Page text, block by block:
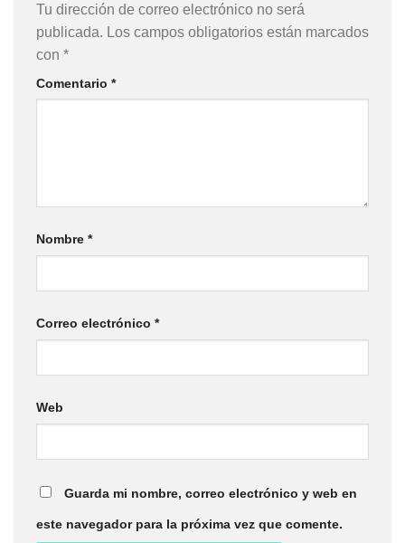
Tu dirección de correo electrónico no será
publicada. Los campos obligatorios están marcados
con *
Comentario *
Nombre *
Correo electrónico *
Web
Guarda mi nombre, correo electrónico y web en
este navegador para la próxima vez que comente.